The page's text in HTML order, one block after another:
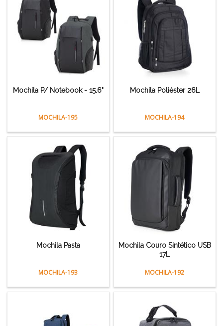
Mochila P/ Notebook - 15.6"
MOCHILA-195
Mochila Poliéster 26L
MOCHILA-194
Mochila Pasta
MOCHILA-193
Mochila Couro Sintético USB
17L
MOCHILA-192